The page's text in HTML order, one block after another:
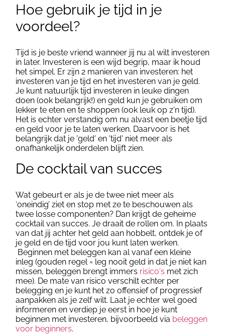
Hoe gebruik je tijd in je
voordeel?
Tijd is je beste vriend wanneer jij nu al wilt investeren
in later. Investeren is een wijd begrip, maar ik houd
het simpel. Er zijn 2 manieren van investeren: het
investeren van je tijd en het investeren van je geld.
Je kunt natuurlijk tijd investeren in leuke dingen
doen (ook belangrijk!) en geld kun je gebruiken om
lekker te eten en te shoppen (ook leuk op z'n tijd).
Het is echter verstandig om nu alvast een beetje tijd
en geld voor je te laten werken. Daarvoor is het
belangrijk dat je 'geld' en 'tijd' niet meer als
onafhankelijk onderdelen blijft zien.
De cocktail van succes
Wat gebeurt er als je de twee niet meer als
‘oneindig’ ziet en stop met ze te beschouwen als
twee losse componenten? Dan krijgt de geheime
cocktail van succes. Je draait de rollen om. In plaats
van dat jij achter het geld aan hobbelt, ontdek je of
je geld en de tijd voor jou kunt laten werken.
Beginnen met beleggen kan al vanaf een kleine
inleg (gouden regel = leg nooit geld in dat je niet kan
missen, beleggen brengt immers risico's met zich
mee). De mate van risico verschilt echter per
belegging en je kunt het zo offensief of progressief
aanpakken als je zelf wilt. Laat je echter wel goed
informeren en verdiep je eerst in hoe je kunt
beginnen met investeren, bijvoorbeeld via beleggen
voor beginners.